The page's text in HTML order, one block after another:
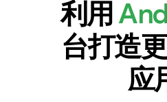
利用
台打造
应